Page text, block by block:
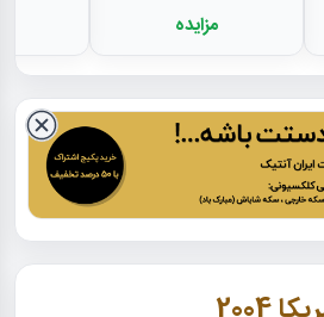
مزایده